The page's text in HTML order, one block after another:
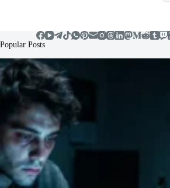
Popular Posts